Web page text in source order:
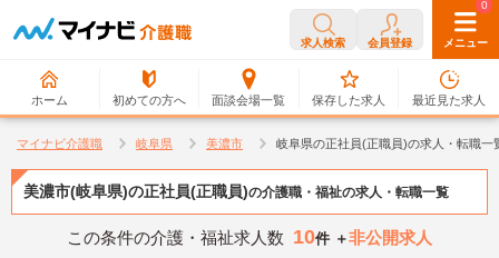
求人検索 会員登録 メニュー
ホーム 初めての方へ 面談会場一覧
0
保存した求人
0
最近見た求人
マイナビ介護職 岐阜県 美濃市 岐阜県の正社員(正職員)の求人・転職一
美濃市(岐阜県)の正社員(正職員)の介護職・福祉の求人・転職一覧
この条件の介護・福祉求人数 10件 ＋非公開求人